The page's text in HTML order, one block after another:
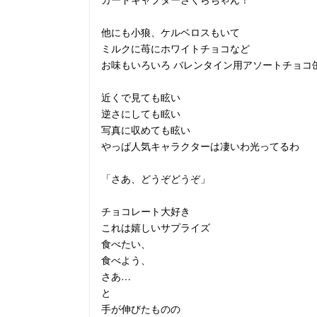
他にも小狼、ケルベロスもいて
ミルクに苺にホワイトチョコなど
お味もいろいろ バレンタイン用アソートチョコ
近くで見ても眩い
逆さにしても眩い
写真に収めても眩い
やっぱ人気キャラクターは凄いわ光ってるわ
「さあ、どうぞどうぞ」
チョコレート大好き
これは嬉しいサプライズ
食べたい、
食べよう、
さあ…
と
手が伸びたものの